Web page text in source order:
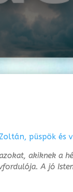
püspök és
akiknek a
A jó